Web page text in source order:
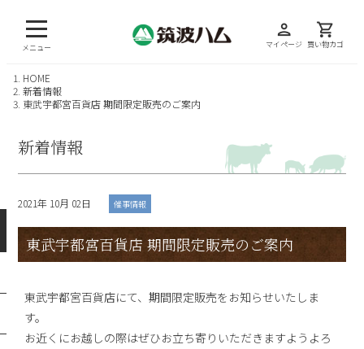
メニュー
person
マイページ
shopping_cart
買い物カゴ
HOME
新着情報
東武宇都宮百貨店 期間限定販売のご案内
新着情報
2021年 10月 02日 催事情報
東武宇都宮百貨店 期間限定販売のご案内
東武宇都宮百貨店にて、期間限定販売をお知らせいたしま
す。
お近くにお越しの際はぜひお立ち寄りいただきますようよろ